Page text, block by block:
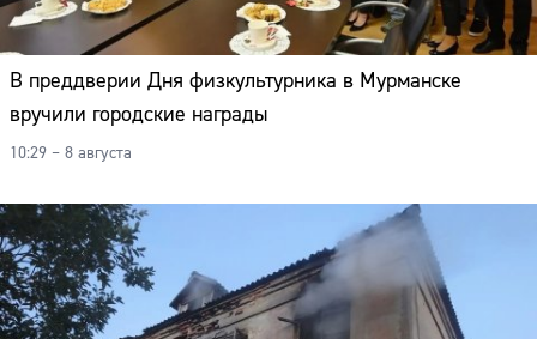
В преддверии Дня физкультурника в Мурманске
вручили городские награды
10:29 – 8 августа
Адрес:
Телефон: